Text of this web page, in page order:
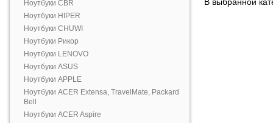
Ноутбуки CBR
Ноутбуки HIPER
Ноутбуки CHUWI
Ноутбуки Рикор
Ноутбуки LENOVO
Ноутбуки ASUS
Ноутбуки APPLE
Ноутбуки ACER Extensa, TravelMate, Packard
Bell
Ноутбуки ACER Aspire